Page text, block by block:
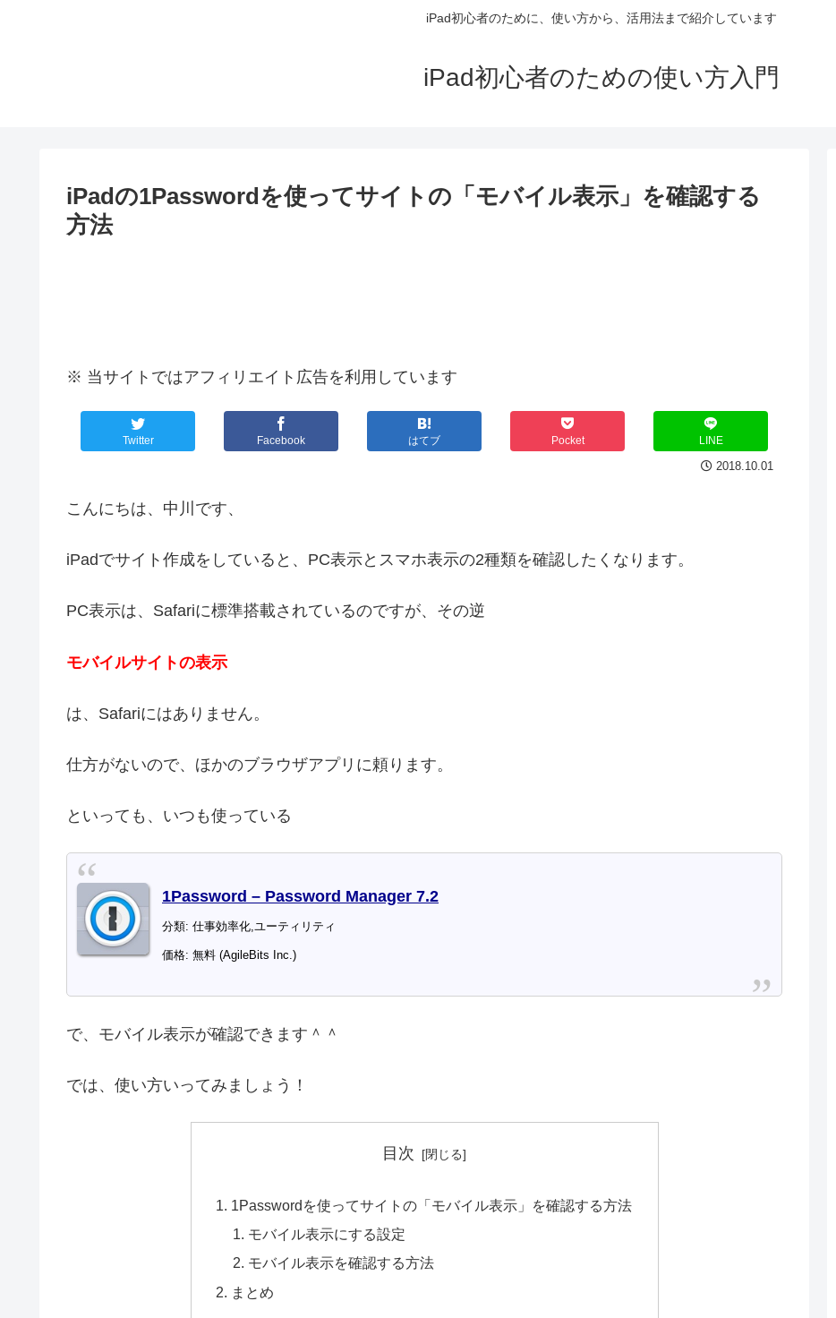
iPad初心者のために、使い方から、活用法まで紹介しています
iPad初心者のための使い方入門
iPadの1Passwordを使ってサイトの「モバイル表示」を確認する
方法
※ 当サイトではアフィリエイト広告を利用しています
Twitter Facebook はてブ Pocket LINE
2018.10.01
こんにちは、中川です、
iPadでサイト作成をしていると、PC表示とスマホ表示の2種類を確認したくなります。
PC表示は、Safariに標準搭載されているのですが、その逆
モバイルサイトの表示
は、Safariにはありません。
仕方がないので、ほかのブラウザアプリに頼ります。
といっても、いつも使っている
1Password – Password Manager 7.2
分類: 仕事効率化,ユーティリティ
価格: 無料 (AgileBits Inc.)
で、モバイル表示が確認できます＾＾
では、使い方いってみましょう！
目次
1Passwordを使ってサイトの「モバイル表示」を確認する方法
モバイル表示にする設定
モバイル表示を確認する方法
まとめ